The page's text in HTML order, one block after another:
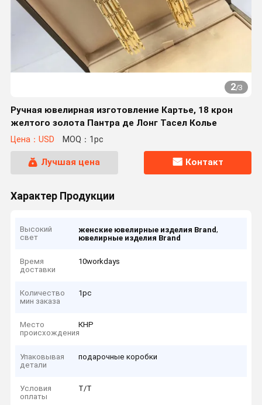
2/3
Ручная ювелирная изготовление Картье, 18 крон
желтого золота Пантра де Лонг Тасел Колье
Цена：USD MOQ：1pc
Лучшая цена Контакт
Характер Продукции
Высокий
свет
женские ювелирные изделия Brand,
ювелирные изделия Brand
Время
доставки
10workdays
Количество
мин заказа
1pc
Место
происхождения
КНР
Упаковывая
детали
подарочные коробки
Условия
оплаты
T/T